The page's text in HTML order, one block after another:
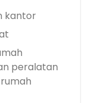
kantor
peralatan